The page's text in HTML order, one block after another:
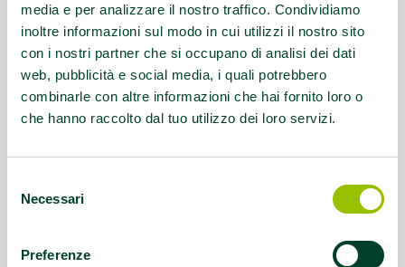
media e per analizzare il nostro traffico. Condividiamo
inoltre informazioni sul modo in cui utilizzi il nostro sito
con i nostri partner che si occupano di analisi dei dati
web, pubblicità e social media, i quali potrebbero
combinarle con altre informazioni che hai fornito loro o
che hanno raccolto dal tuo utilizzo dei loro servizi.
delNecessari
Preferenze
Contatti:0532 1717274
Questo contenuto si trova inPalestre che
promuovono la salute